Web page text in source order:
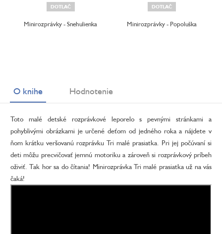
DOTLAČ
Minirozprávky - Snehulienka
DOTLAČ
Minirozprávky - Popoluška
O knihe Hodnotenie
Toto malé detské rozprávkové leporelo s pevnými stránkami a
pohyblivými obrázkami je určené deťom od jedného roka a nájdete v
ňom krátku veršovanú rozprávku Tri malé prasiatka. Pri jej počúvaní si
deti môžu precvičovať jemnú motoriku a zároveň si rozprávkový príbeh
oživiť. Tak hor sa do čítania! Minirozprávka Tri malé prasiatka už na vás
čaká!